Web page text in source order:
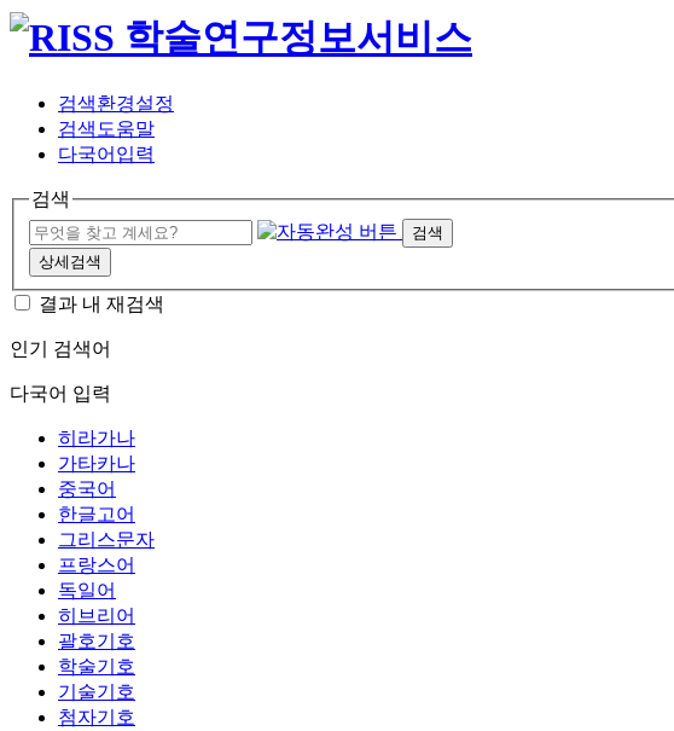
검색환경설정
검색도움말
다국어입력
검색
검색
상세검색
결과 내 재검색
인기 검색어
다국어 입력
히라가나
가타카나
중국어
한글고어
그리스문자
프랑스어
독일어
히브리어
괄호기호
학술기호
기술기호
첨자기호